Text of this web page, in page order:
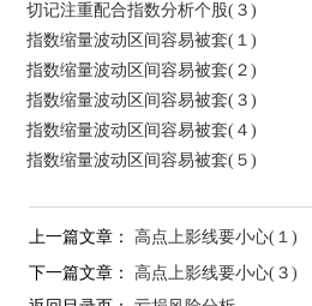
切记注重配合指数分析个股(３)
指数缩量波动区间容易被套(１)
指数缩量波动区间容易被套(２)
指数缩量波动区间容易被套(３)
指数缩量波动区间容易被套(４)
指数缩量波动区间容易被套(５)
上一篇文章： 高点上影线要小心(１)
下一篇文章： 高点上影线要小心(３)